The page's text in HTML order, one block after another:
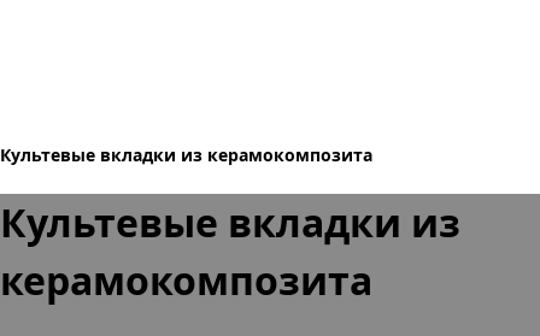
Культевые вкладки из керамокомпозита
Культевые вкладки из
керамокомпозита